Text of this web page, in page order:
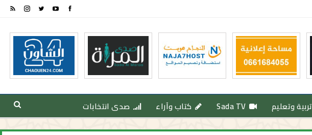
تربية وتعليم Sada TV كتاب وآراء صدى انتخابات